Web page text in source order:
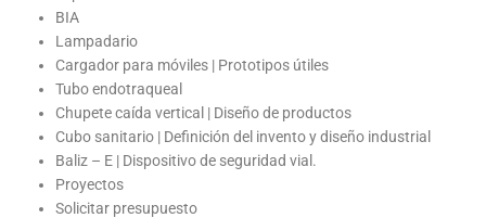
BIA
Lampadario
Cargador para móviles | Prototipos útiles
Tubo endotraqueal
Chupete caída vertical | Diseño de productos
Cubo sanitario | Definición del invento y diseño industrial
Baliz – E | Dispositivo de seguridad vial.
Proyectos
Solicitar presupuesto